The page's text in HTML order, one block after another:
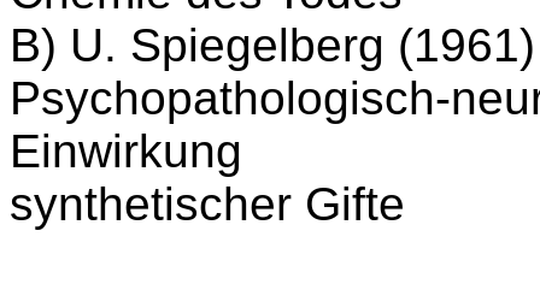
B) U. Spiegelberg (1961)
Psychopathologisch-
Einwirkung
synthetischer Gifte